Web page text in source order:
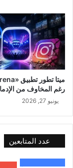
رغم المخاوف من
يونيو 27, 2026
عدد المتابعين